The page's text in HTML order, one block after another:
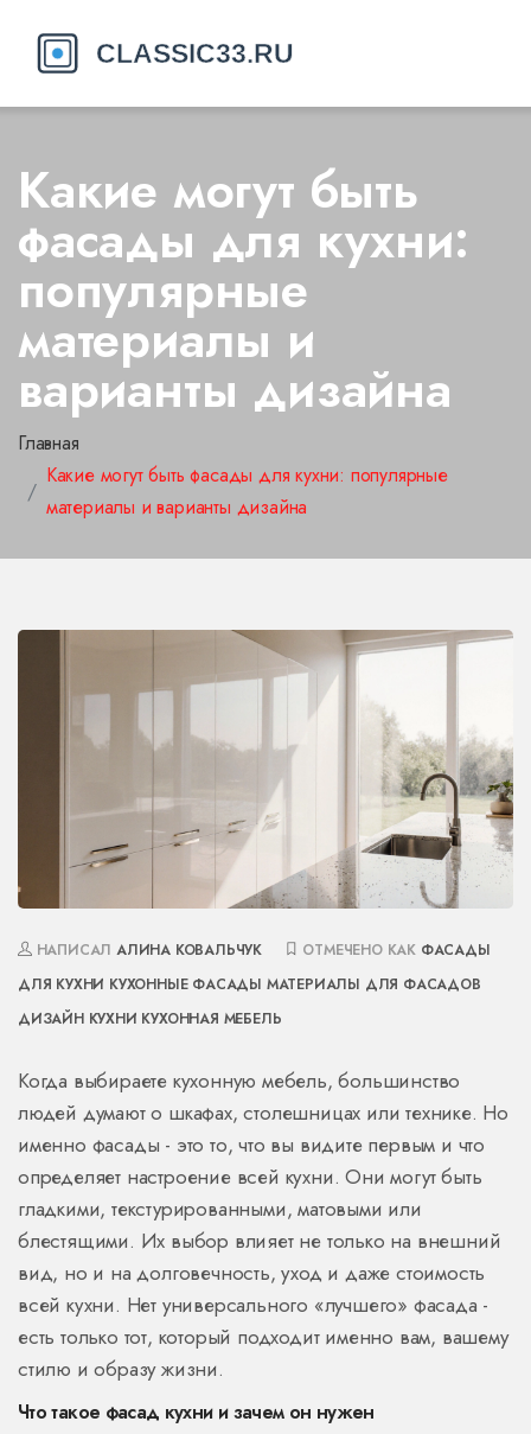
Какие могут быть
фасады для кухни:
популярные
материалы и
варианты дизайна
Главная
Какие могут быть фасады для кухни: популярные
материалы и варианты дизайна
НАПИСАЛАЛИНА КОВАЛЬЧУК ОТМЕЧЕНО КАК ФАСАДЫ
ДЛЯ КУХНИ КУХОННЫЕ ФАСАДЫ МАТЕРИАЛЫ ДЛЯ ФАСАДОВ
ДИЗАЙН КУХНИ КУХОННАЯ МЕБЕЛЬ
Когда выбираете кухонную мебель, большинство
людей думают о шкафах, столешницах или технике. Но
именно фасады - это то, что вы видите первым и что
определяет настроение всей кухни. Они могут быть
гладкими, текстурированными, матовыми или
блестящими. Их выбор влияет не только на внешний
вид, но и на долговечность, уход и даже стоимость
всей кухни. Нет универсального «лучшего» фасада -
есть только тот, который подходит именно вам, вашему
стилю и образу жизни.
Что такое фасад кухни и зачем он нужен